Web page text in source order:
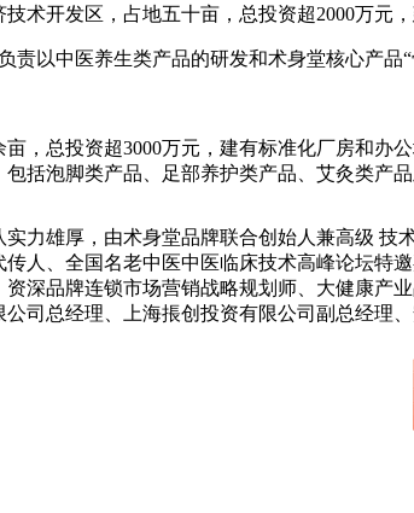
开发区，占地五十亩，总投资超2000万元，
以中医养生类产品的研发和术身堂核心产品“
总投资超3000万元，建有标准化厂房和办
括泡脚类产品、足部养护类产品、艾灸类产品
雄厚，由术身堂品牌联合创始人兼高级 技
人、全国名老中医中医临床技术高峰论坛
深品牌连锁市场营销战略规划师、大健康产
司总经理、上海掁创投资有限公司副总经理